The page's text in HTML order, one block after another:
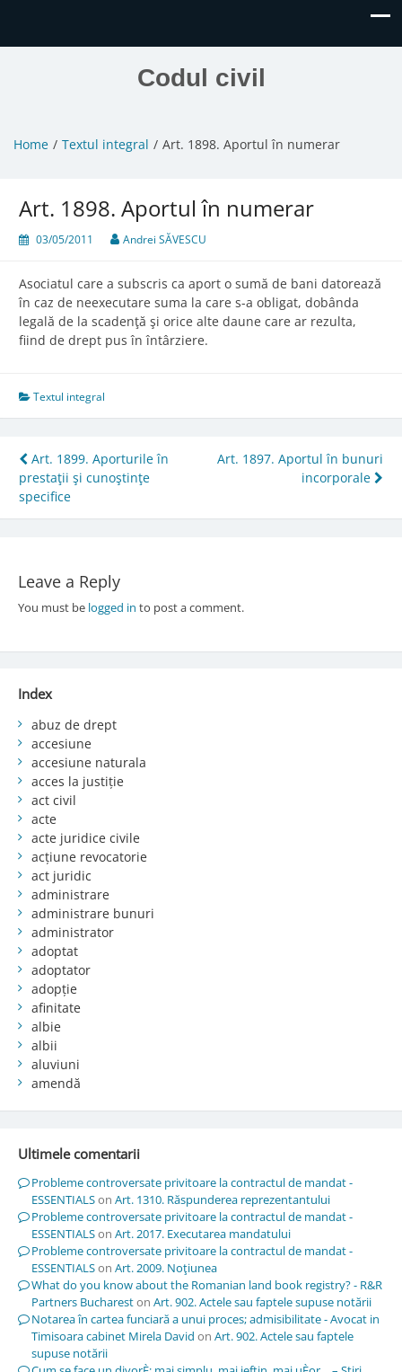
Codul civil
Home Textul integral Art. 1898. Aportul în numerar
Art. 1898. Aportul în numerar
03/05/2011 Andrei SĂVESCU
Asociatul care a subscris ca aport o sumă de bani datorează
în caz de neexecutare suma la care s-a obligat, dobânda
legală de la scadenţă şi orice alte daune care ar rezulta,
fiind de drept pus în întârziere.
Textul integral
Post
navigation
Art. 1899. Aporturile în
prestaţii şi cunoştinţe
specifice
Art. 1897. Aportul în bunuri
incorporale
Leave a Reply
You must be logged in to post a comment.
Index
abuz de drept
accesiune
accesiune naturala
acces la justiție
act civil
acte
acte juridice civile
acțiune revocatorie
act juridic
administrare
administrare bunuri
administrator
adoptat
adoptator
adopție
afinitate
albie
albii
aluviuni
amendă
Ultimele comentarii
Probleme controversate privitoare la contractul de mandat -
ESSENTIALSon Art. 1310. Răspunderea reprezentantului
Probleme controversate privitoare la contractul de mandat -
ESSENTIALSon Art. 2017. Executarea mandatului
Probleme controversate privitoare la contractul de mandat -
ESSENTIALSon Art. 2009. Noţiunea
What do you know about the Romanian land book registry? - R&R
Partners Buchareston Art. 902. Actele sau faptele supuse notării
Notarea în cartea funciară a unui proces; admisibilitate - Avocat in
Timisoara cabinet Mirela David on Art. 902. Actele sau faptele
supuse notării